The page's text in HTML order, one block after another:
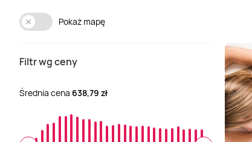
Pokaż mapę
Filtr wg ceny
Średnia cena 638,79 zł